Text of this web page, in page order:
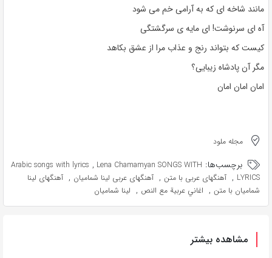
مانند شاخه ای که به آرامی خم می شود
آه ای سرنوشت! ای مایه ی سرگشتگی
کیست که بتواند رنج و عذاب مرا از عشق بکاهد
مگر آن پادشاه زیبایی؟
امان امان امان
مجله ملود
برچسب‌ها: Arabic songs with lyrics , Lena Chamamyan SONGS WITH
LYRICS
, آهنگهای عربی با متن , آهنگهای عربی لينا شماميان , آهنگهای لينا
شماميان با متن , اغاني عربية مع النص , لينا شماميان
مشاهده بیشتر